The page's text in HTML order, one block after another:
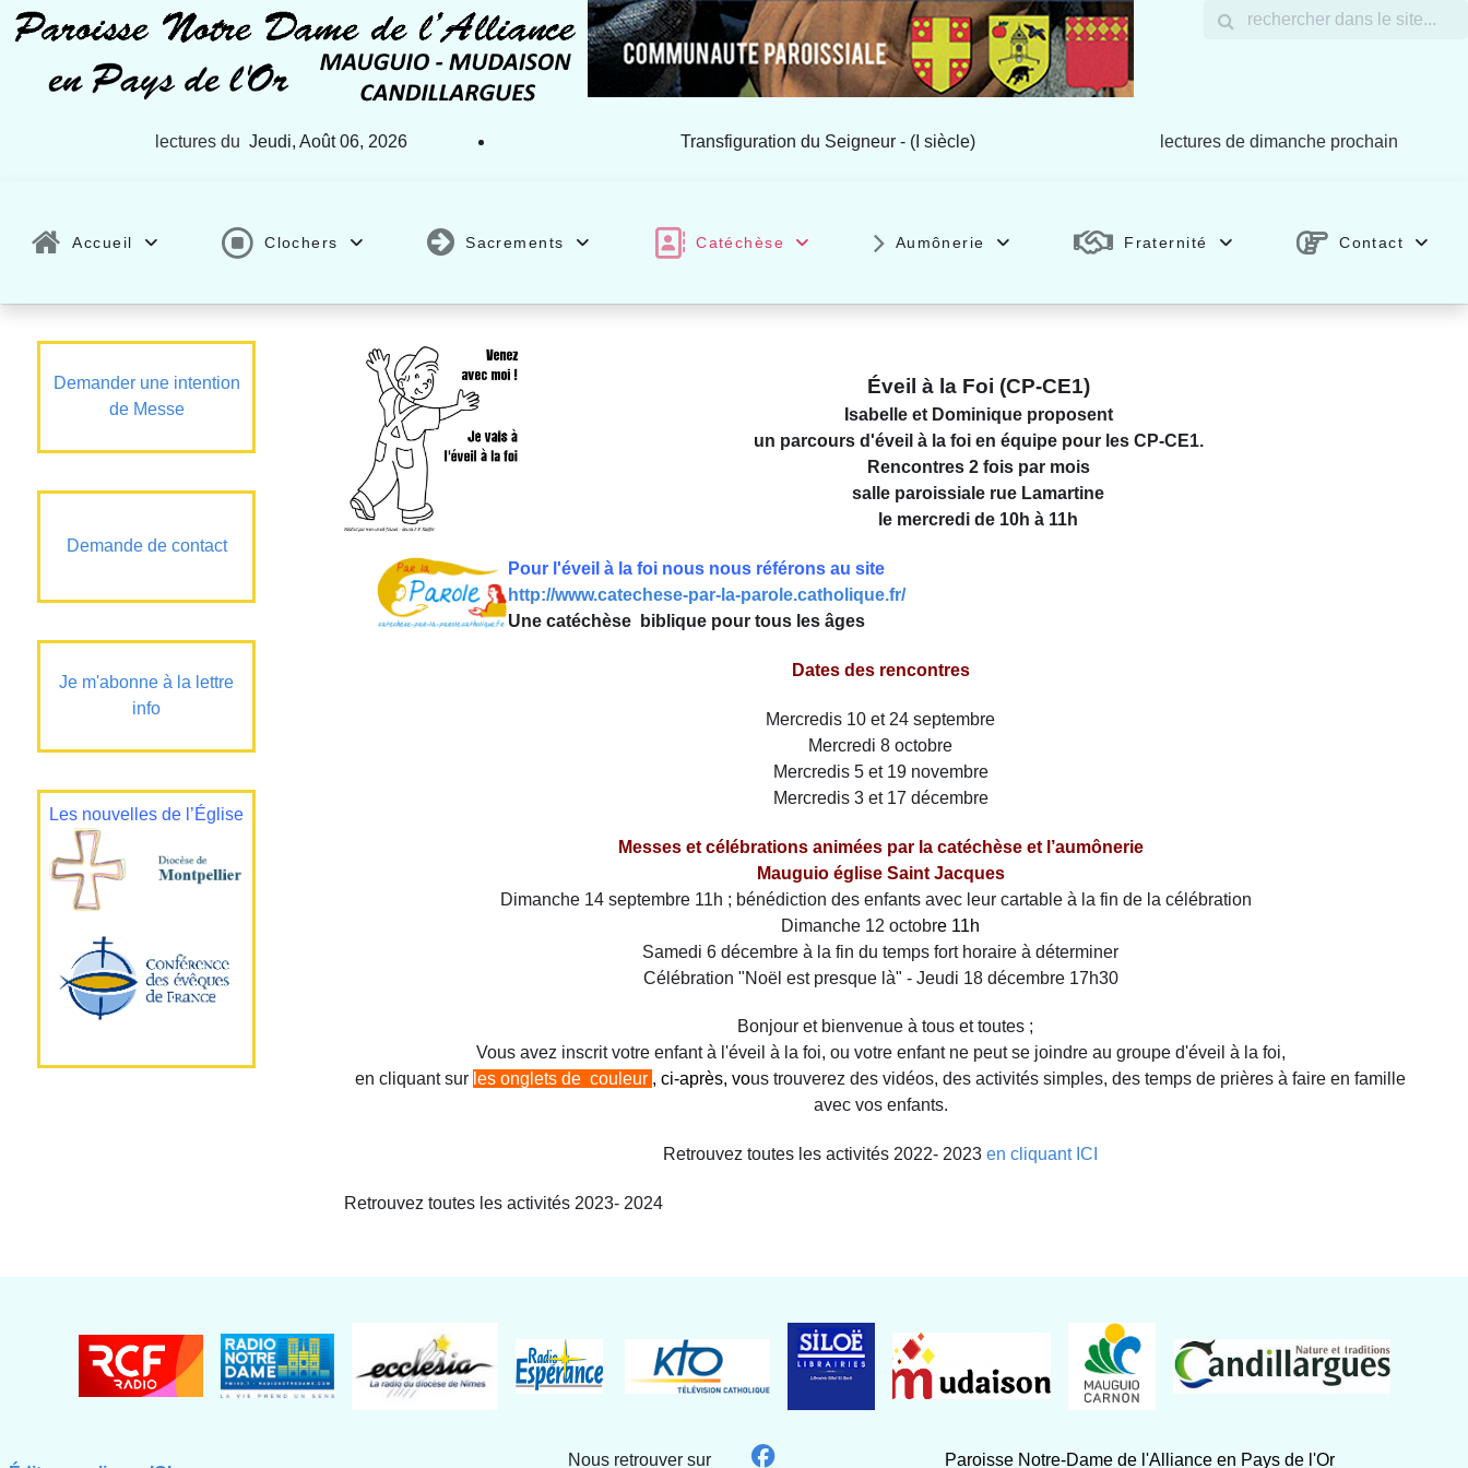
lectures duJeudi, Août 06, 2026 Transfiguration du Seigneur - (I siècle) lectures de dimanche prochain
Accueil Clochers Sacrements Catéchèse Aumônerie Fraternité Contact
Demander une intention
de Messe
Demande de contact
Je m'abonne à la lettre
info
Les nouvelles de l’Église
Éveil à la Foi (CP-CE1)
Isabelle et Dominique proposent
un parcours d'éveil à la foi en équipe pour les CP-CE1.
Rencontres 2 fois par mois
salle paroissiale rue Lamartine
le mercredi de 10h à 11h
Pour l'éveil à la foi nous nous référons au site
http://www.catechese-par-la-parole.catholique.fr/
Une catéchèse biblique pour tous les âges
Dates des rencontres
Mercredis 10 et 24 septembre
Mercredi 8 octobre
Mercredis 5 et 19 novembre
Mercredis 3 et 17 décembre
Messes et célébrations animées par la catéchèse et l’aumônerie
Mauguio église Saint Jacques
Dimanche 14 septembre 11h ; bénédiction des enfants avec leur cartable à la fin de la célébration
Dimanche 12 octobre 11h
Samedi 6 décembre à la fin du temps fort horaire à déterminer
Célébration "Noël est presque là" - Jeudi 18 décembre 17h30
Bonjour et bienvenue à tous et toutes ;
Vous avez inscrit votre enfant à l'éveil à la foi, ou votre enfant ne peut se joindre au groupe d'éveil à la foi,
en cliquant sur les onglets de couleur , ci-après, vous trouverez des vidéos, des activités simples, des temps de prières à faire en famille
avec vos enfants.
Retrouvez toutes les activités 2022- 2023en cliquant ICI
Retrouvez toutes les activités 2023- 2024
Nous retrouver sur Paroisse Notre-Dame de l'Alliance en Pays de l'Or